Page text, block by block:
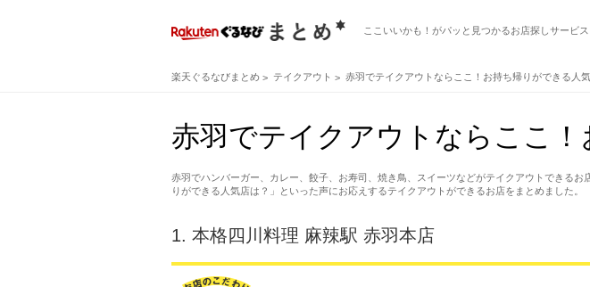
ここいいかも！がパッと見つかるお店探しサービス
楽天ぐるなびまとめ テイクアウト 赤羽でテイクアウトならここ！お持ち帰りができる人
赤羽でテイクアウトならここ
赤羽でハンバーガー、カレー、餃子、お寿司、焼き鳥、スイーツなどがテイクアウトできる
りができる人気店は？」といった声にお応えするテイクアウトができるお店をまとめました。
1. 本格四川料理 麻辣駅 赤羽本店